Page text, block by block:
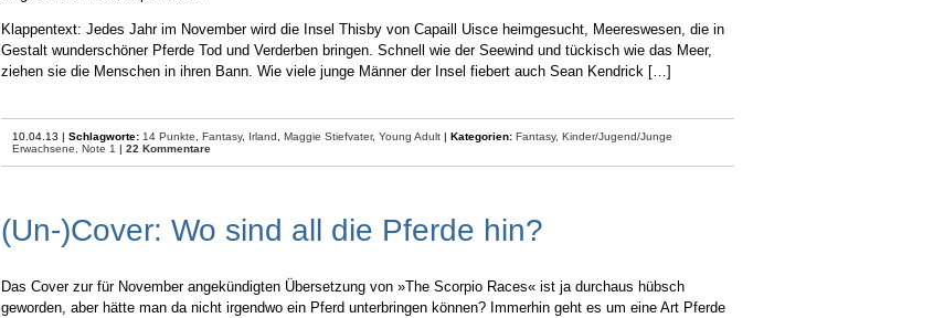
Klappentext: Jedes Jahr im November wird die Insel Thisby von Capaill Uisce heimgesucht, Meereswesen, die in
Gestalt wunderschöner Pferde Tod und Verderben bringen. Schnell wie der Seewind und tückisch wie das Meer,
ziehen sie die Menschen in ihren Bann. Wie viele junge Männer der Insel fiebert auch Sean Kendrick […]
10.04.13 | Schlagworte: 14 Punkte Fantasy, Irland Maggie Stiefvater, Young Adult | Kategorien: Fantasy, Kinder/Jugend/Junge
Erwachsene, Note 1 | 22 Kommentare
(Un-)Cover: Wo sind all die Pferde hin?
Das Cover zur für November angekündigten Übersetzung von »The Scorpio Races« ist ja durchaus hübsch
geworden, aber hätte man da nicht irgendwo ein Pferd unterbringen können? Immerhin geht es um eine Art Pferde